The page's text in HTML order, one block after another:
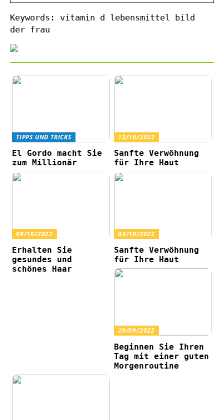
Keywords: vitamin d lebensmittel bild
der frau
TIPPS UND TRICKS
El Gordo macht Sie
zum Millionär
13/10/2022
Sanfte Verwöhnung
für Ihre Haut
09/10/2022
Erhalten Sie
gesundes und
schönes Haar
03/10/2022
Sanfte Verwöhnung
für Ihre Haut
20/09/2022
Beginnen Sie Ihren
Tag mit einer guten
Morgenroutine